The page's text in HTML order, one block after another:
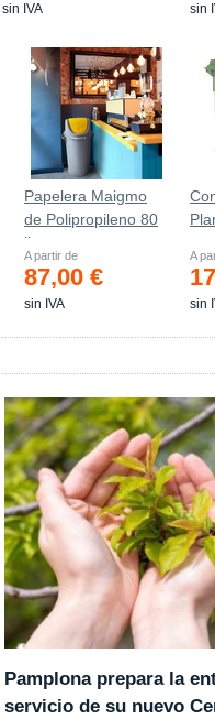
sin IVA sin
Papelera Maigmo
de Polipropileno 80
litros
A partir de
87,00 €
sin IVA
A
sin
Pamplona prepara la
servicio de su nuevo